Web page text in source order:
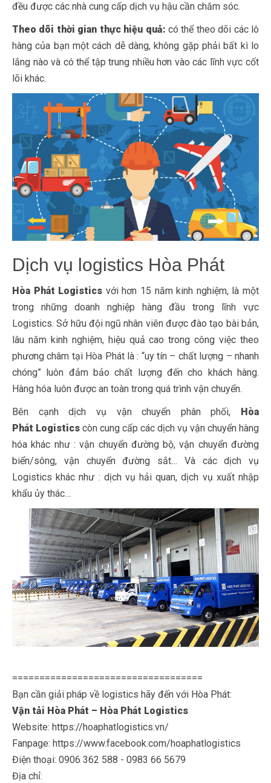
đều được các nhà cung cấp dịch vụ hậu cần chăm sóc.
Theo dõi thời gian thực hiệu quả: có thể theo dõi các lô
hàng của bạn một cách dễ dàng, không gặp phải bất kì lo
lắng nào và có thể tập trung nhiều hơn vào các lĩnh vực cốt
lõi khác.
Dịch vụ logistics Hòa Phát
Hòa Phát Logistics với hơn 15 năm kinh nghiệm, là một
trong những doanh nghiệp hàng đầu trong lĩnh vực
Logistics. Sở hữu đội ngũ nhân viên được đào tạo bài bản,
lâu năm kinh nghiệm, hiệu quả cao trong công việc theo
phương châm tại Hòa Phát là : “uy tín – chất lượng – nhanh
chóng” luôn đảm bảo chất lượng đến cho khách hàng.
Hàng hóa luôn được an toàn trong quá trình vận chuyển.
Bên cạnh dịch vụ vận chuyển phân phối,
Hòa
Phát Logistics còn cung cấp các dịch vụ vận chuyển hàng
hóa khác như : vận chuyển đường bộ, vận chuyển đường
biển/sông, vận chuyển đường sắt… Và các dịch vụ
Logistics khác như : dịch vụ hải quan, dịch vụ xuất nhập
khẩu ủy thác…
===================================
Bạn cần giải pháp về logistics hãy đến với Hòa Phát:
Vận tải Hòa Phát – Hòa Phát Logistics
Website: https://hoaphatlogistics.vn/
Fanpage: https://www.facebook.com/hoaphatlogistics
Điện thoại: 0906 362 588 - 0983 66 5679
Địa chỉ: